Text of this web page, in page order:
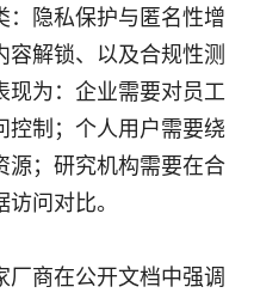
：隐私保护与匿名性增
容解锁、以及合规性测
现为：企业需要对员工
控制；个人用户需要绕
源；研究机构需要在合
问对比。
厂商在公开文档中强调